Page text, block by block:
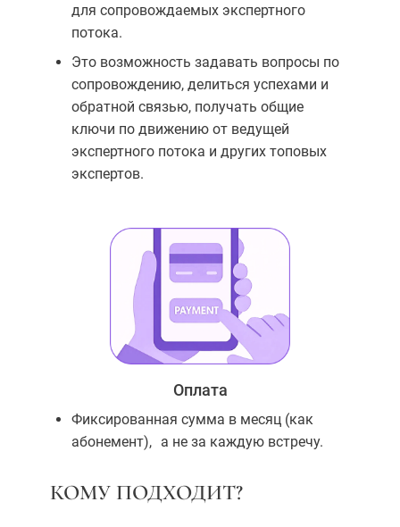
для сопровождаемых экспертного
потока.
Это возможность задавать вопросы по
сопровождению, делиться успехами и
обратной связью, получать общие
ключи по движению от ведущей
экспертного потока и других топовых
экспертов.
Оплата
Фиксированная сумма в месяц (как
абонемент), а не за каждую встречу.
КОМУ ПОДХОДИТ?